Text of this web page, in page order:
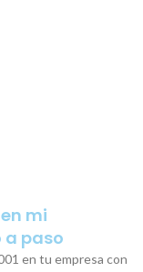
mi
a paso
en tu empresa con